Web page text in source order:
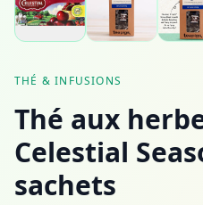
THÉ & INFUSIONS
Thé aux
Celestial
sachets